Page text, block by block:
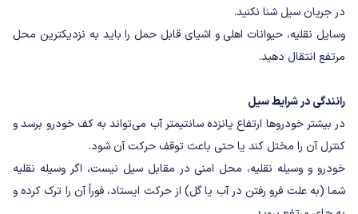
در جریان سیل شنا نکنید.
وسایل نقلیه، حیوانات اهلی و اشیای قابل حمل را باید به نزدیکترین محل
مرتفع انتقال دهید.
رانندگی در شرایط سیل
در بیشتر خودروها ارتفاع پانزده سانتیمتر آب می‌تواند به کف خودرو برسد و
کنترل آن را مختل کند یا حتی باعث توقف حرکت آن شود.
خودرو و وسیله نقلیه، محل امنی در مقابل سیل نیست، اگر وسیله نقلیه
شما (به علت فرو رفتن در آب یا گل) از حرکت ایستاد، فوراً آن را ترک کرده و